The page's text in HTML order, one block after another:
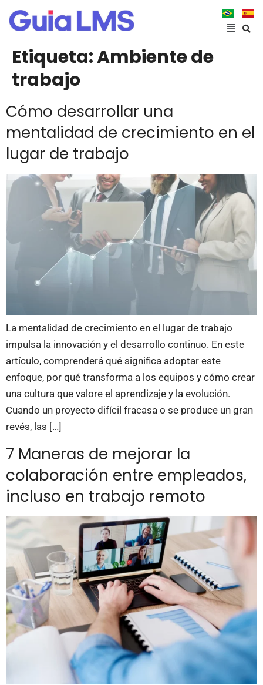
Etiqueta:Ambiente de
trabajo
Cómo desarrollar una
mentalidad de crecimiento en el
lugar de trabajo
La mentalidad de crecimiento en el lugar de trabajo
impulsa la innovación y el desarrollo continuo. En este
artículo, comprenderá qué significa adoptar este
enfoque, por qué transforma a los equipos y cómo crear
una cultura que valore el aprendizaje y la evolución.
Cuando un proyecto difícil fracasa o se produce un gran
revés, las […]
7 Maneras de mejorar la
colaboración entre empleados,
incluso en trabajo remoto